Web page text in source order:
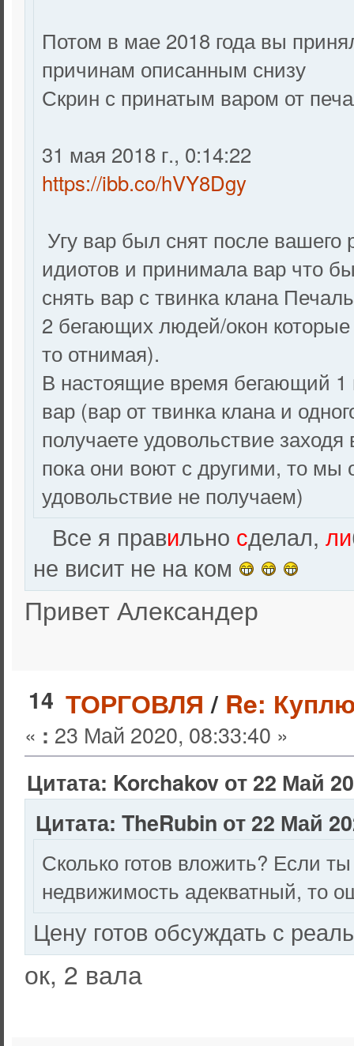
Потом в мае 2018 года вы
причинам описанным снизу
Скрин с принатым варом от
‎31 ‎мая ‎2018 ‎г., ‏‎0:14:22
https://ibb.co/hVY8Dgy
Угу вар был снят после вашего
идиотов и принимала вар что
снять вар с твинка клана
2 бегающих людей/окон
то отнимая).
В настоящие время бегающий
вар (вар от твинка клана и
получаете удовольствие
пока они воют с другими, то мы
удовольствие не получаем)
Все я правильно сделал, ли
не висит не на ком
Привет Александер
14 ТОРГОВЛЯ / Re:
« : 23 Май 2020, 08:33:40 »
Цитата: Korchakov от 22 Май
Цитата: TheRubin от 22 Май
Сколько готов вложить? Если
недвижимость адекватный, то
Цену готов обсуждать с
ок, 2 вала